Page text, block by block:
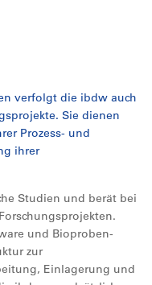
verfolgt die ibdw auch
Sie dienen
Prozess- und
ihrer
Studien und berät bei
und Bioproben-
zur
Einlagerung und